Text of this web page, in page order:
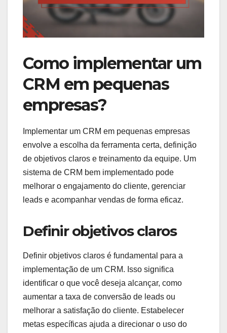
Como implementar um
CRM em pequenas
empresas?
Implementar um CRM em pequenas empresas
envolve a escolha da ferramenta certa, definição
de objetivos claros e treinamento da equipe. Um
sistema de CRM bem implementado pode
melhorar o engajamento do cliente, gerenciar
leads e acompanhar vendas de forma eficaz.
Definir objetivos claros
Definir objetivos claros é fundamental para a
implementação de um CRM. Isso significa
identificar o que você deseja alcançar, como
aumentar a taxa de conversão de leads ou
melhorar a satisfação do cliente. Estabelecer
metas específicas ajuda a direcionar o uso do